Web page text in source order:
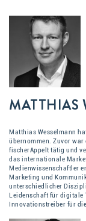
MATTHIAS
Matthias Wesselmann
übernommen. Zuvor
fischerAppelt tätig und
das internationale
Medienwissenschaftler
Marketing und
unterschiedlicher
Leidenschaft für
Innovationstreiber für